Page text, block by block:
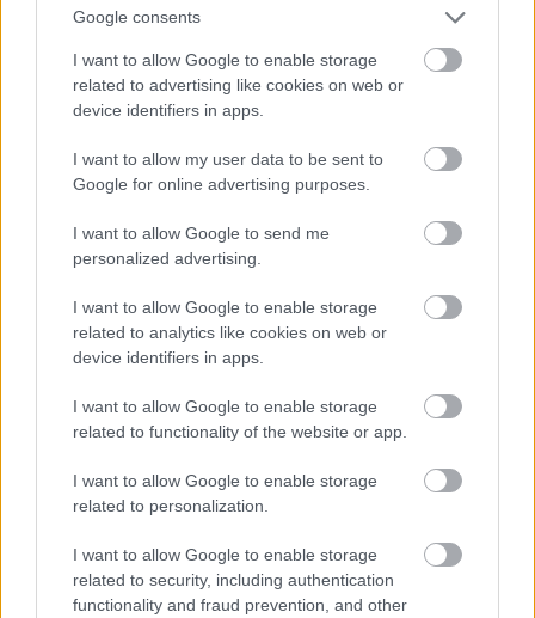
Google consents
I want to allow Google to enable storage
related to advertising like cookies on web or
device identifiers in apps.
I want to allow my user data to be sent to
Google for online advertising purposes.
I want to allow Google to send me
personalized advertising.
I want to allow Google to enable storage
related to analytics like cookies on web or
device identifiers in apps.
I want to allow Google to enable storage
related to functionality of the website or app.
I want to allow Google to enable storage
related to personalization.
I want to allow Google to enable storage
related to security, including authentication
functionality and fraud prevention, and other
tulevaisuutta – vuoden
2024
vastuullisuustuloksemme
Isolta tukee nykyisen ja tulevan
yritysvastuullisuuteen liittyvän lainsäädännön
noudattamista. Lue Isoltan vuoden 2024